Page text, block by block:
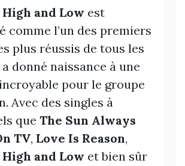
and Low est
comme l’un des premiers
plus réussis de tous les
donné naissance à une
pour le groupe
Avec des singles à
que The Sun Always
TV, Love Is Reason,
and Low et bien sûr